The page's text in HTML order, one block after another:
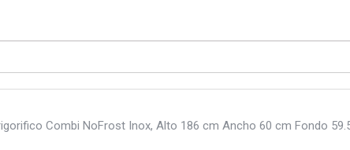
Combi NoFrost Inox, Alto 186 cm Ancho 60 cm Fondo